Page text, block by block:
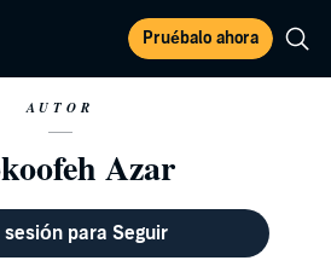
Pruébalo ahora
AUTOR
Azar
sesión para Seguir